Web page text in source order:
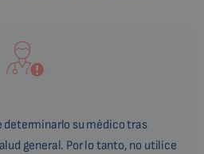
determinarlo su médico tras
general. Por lo tanto, no utilice